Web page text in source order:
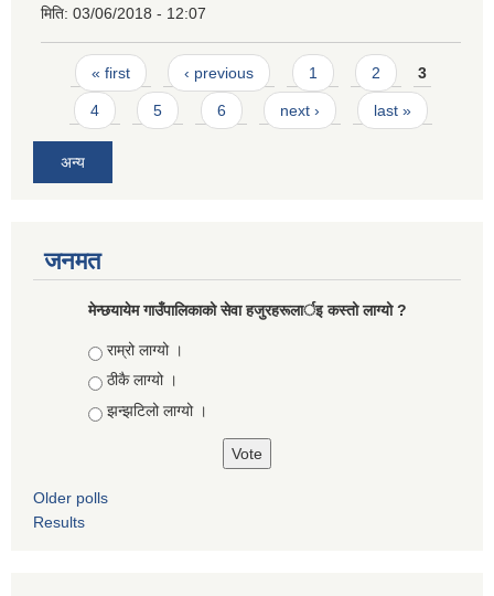
मिति: 03/06/2018 - 12:07
Pages
« first ‹ previous 1 2 3
4 5 6 next › last »
अन्य
जनमत
मेन्छयायेम गाउँपालिकाको सेवा हजुरहरूलार्इ कस्तो लाग्यो ?
Choices
राम्रो लाग्यो ।
ठीकै लाग्यो ।
झन्झटिलो लाग्यो ।
Older polls
Results